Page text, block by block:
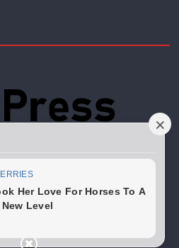
Press. All rights reserved.